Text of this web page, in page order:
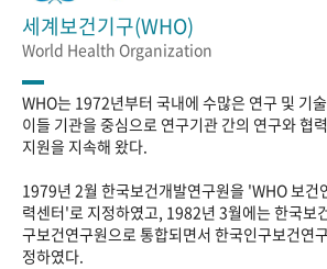
세계보건기구(WHO)
World Health Organization
WHO는 1972년부터 국내에 수많은 연구 및 기
이들 기관을 중심으로 연구기관 간의 연구와 협
지원을 지속해 왔다.
1979년 2월 한국보건개발연구원을 'WHO 보건
력센터'로 지정하였고, 1982년 3월에는 한국보
구보건연구원으로 통합되면서 한국인구보건연
정하였다.